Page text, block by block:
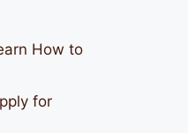
How to
for